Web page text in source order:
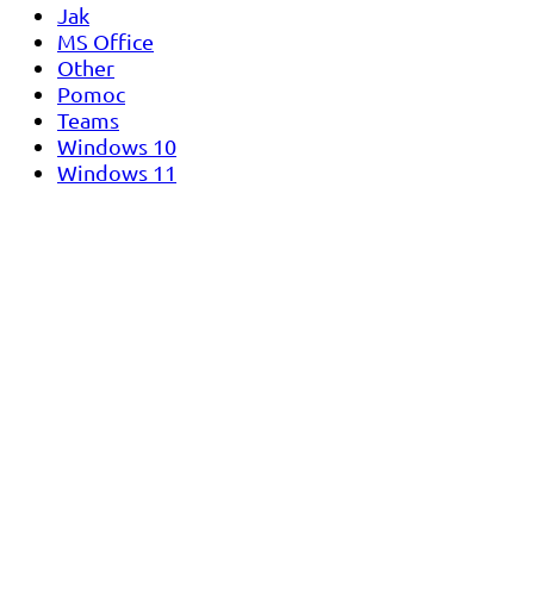
Jak
MS Office
Other
Pomoc
Teams
Windows 10
Windows 11